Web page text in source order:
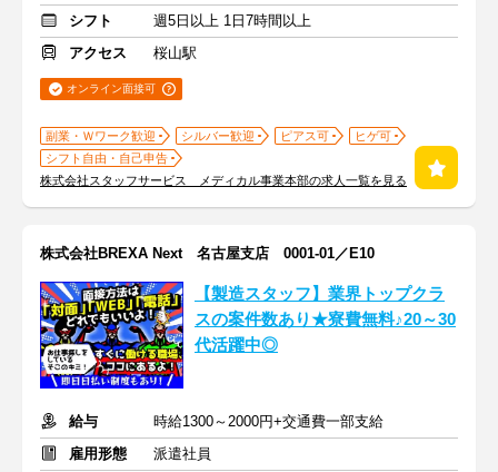
シフト
週5日以上 1日7時間以上
アクセス
桜山駅
オンライン面接可
副業・Ｗワーク歓迎 シルバー歓迎 ピアス可
ヒゲ可
シフト自由・自己申告
株式会社スタッフサービス メディカル事業本部の求人一覧を見る
株式会社BREXA Next 名古屋支店 0001-01／E10
【製造スタッフ】業界トップクラ
スの案件数あり★寮費無料♪20～30
代活躍中◎
給与
時給1300～2000円+交通費一部支給
雇用形態
派遣社員